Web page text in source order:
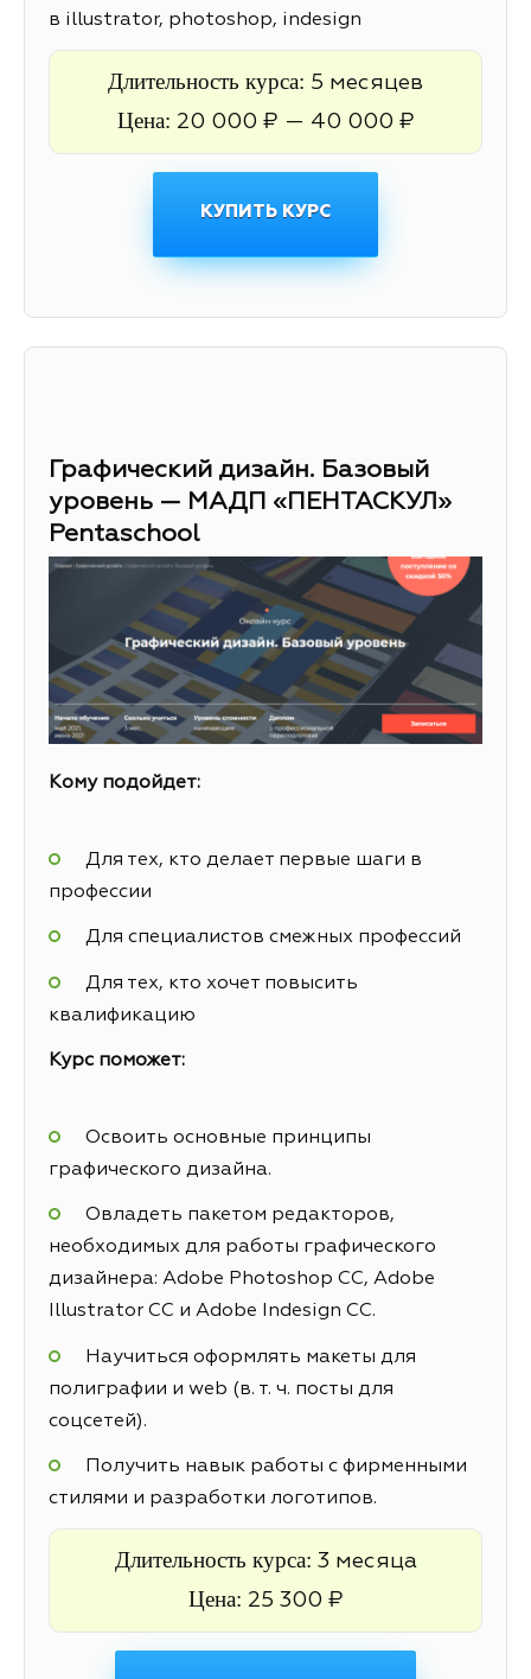
в illustrator, photoshop, indesign
Длительность курса: 5 месяцев
Цена: 20 000 ₽ — 40 000 ₽
КУПИТЬ КУРС
Графический дизайн. Базовый
уровень — МАДП «ПЕНТАСКУЛ»
Pentaschool
Кому подойдет:
Для тех, кто делает первые шаги в
профессии
Для специалистов смежных профессий
Для тех, кто хочет повысить
квалификацию
Курс поможет:
Освоить основные принципы
графического дизайна.
Овладеть пакетом редакторов,
необходимых для работы графического
дизайнера: Adobe Photoshop CC, Adobe
Illustrator CC и Adobe Indesign CC.
Научиться оформлять макеты для
полиграфии и web (в. т. ч. посты для
соцсетей).
Получить навык работы с фирменными
стилями и разработки логотипов.
Длительность курса: 3 месяца
Цена: 25 300 ₽